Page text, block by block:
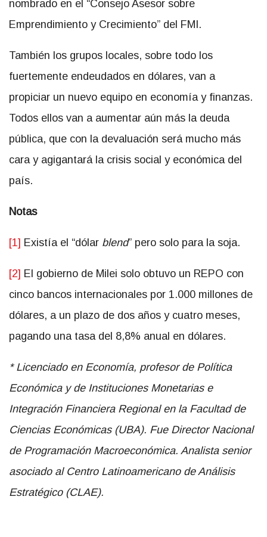
nombrado en el “Consejo Asesor sobre
Emprendimiento y Crecimiento” del FMI.
También los grupos locales, sobre todo los
fuertemente endeudados en dólares, van a
propiciar un nuevo equipo en economía y finanzas.
Todos ellos van a aumentar aún más la deuda
pública, que con la devaluación será mucho más
cara y agigantará la crisis social y económica del
país.
Notas
[1] Existía el “dólar blend” pero solo para la soja.
[2] El gobierno de Milei solo obtuvo un REPO con
cinco bancos internacionales por 1.000 millones de
dólares, a un plazo de dos años y cuatro meses,
pagando una tasa del 8,8% anual en dólares.
* Licenciado en Economía, profesor de Política
Económica y de Instituciones Monetarias e
Integración Financiera Regional en la Facultad de
Ciencias Económicas (UBA). Fue Director Nacional
de Programación Macroeconómica. Analista senior
asociado al Centro Latinoamericano de Análisis
Estratégico (CLAE).